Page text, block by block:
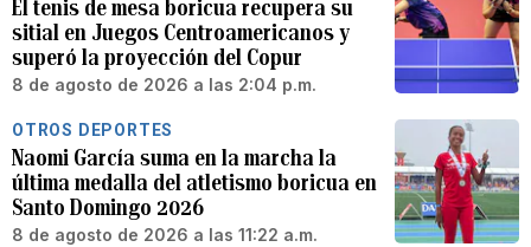
El tenis de mesa boricua recupera su
sitial en Juegos Centroamericanos y
superó la proyección del Copur
8 de agosto de 2026 a las 2:04 p.m.
OTROS DEPORTES
Naomi García suma en la marcha la
última medalla del atletismo boricua en
Santo Domingo 2026
8 de agosto de 2026 a las 11:22 a.m.